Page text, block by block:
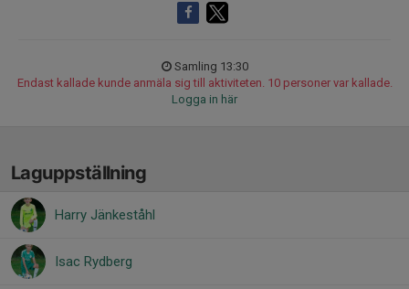
Samling 13:30
Endast kallade kunde anmäla sig till aktiviteten. 10 personer var kallade.
Logga in här
Laguppställning
Harry Jänkeståhl
Isac Rydberg